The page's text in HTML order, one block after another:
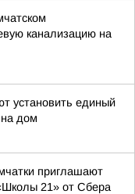
канализацию на
установить единый
на дом
приглашают
21» от Сбера